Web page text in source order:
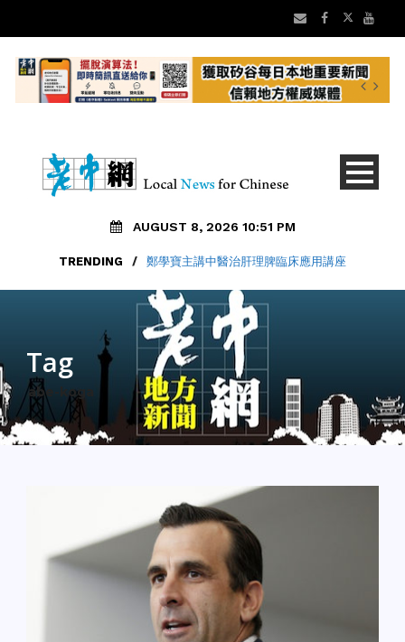
AUGUST 8, 2026 10:51 PM
TRENDING / 鄭學寶主講中醫治肝理脾臨床應用講座
Tag
abe-koga